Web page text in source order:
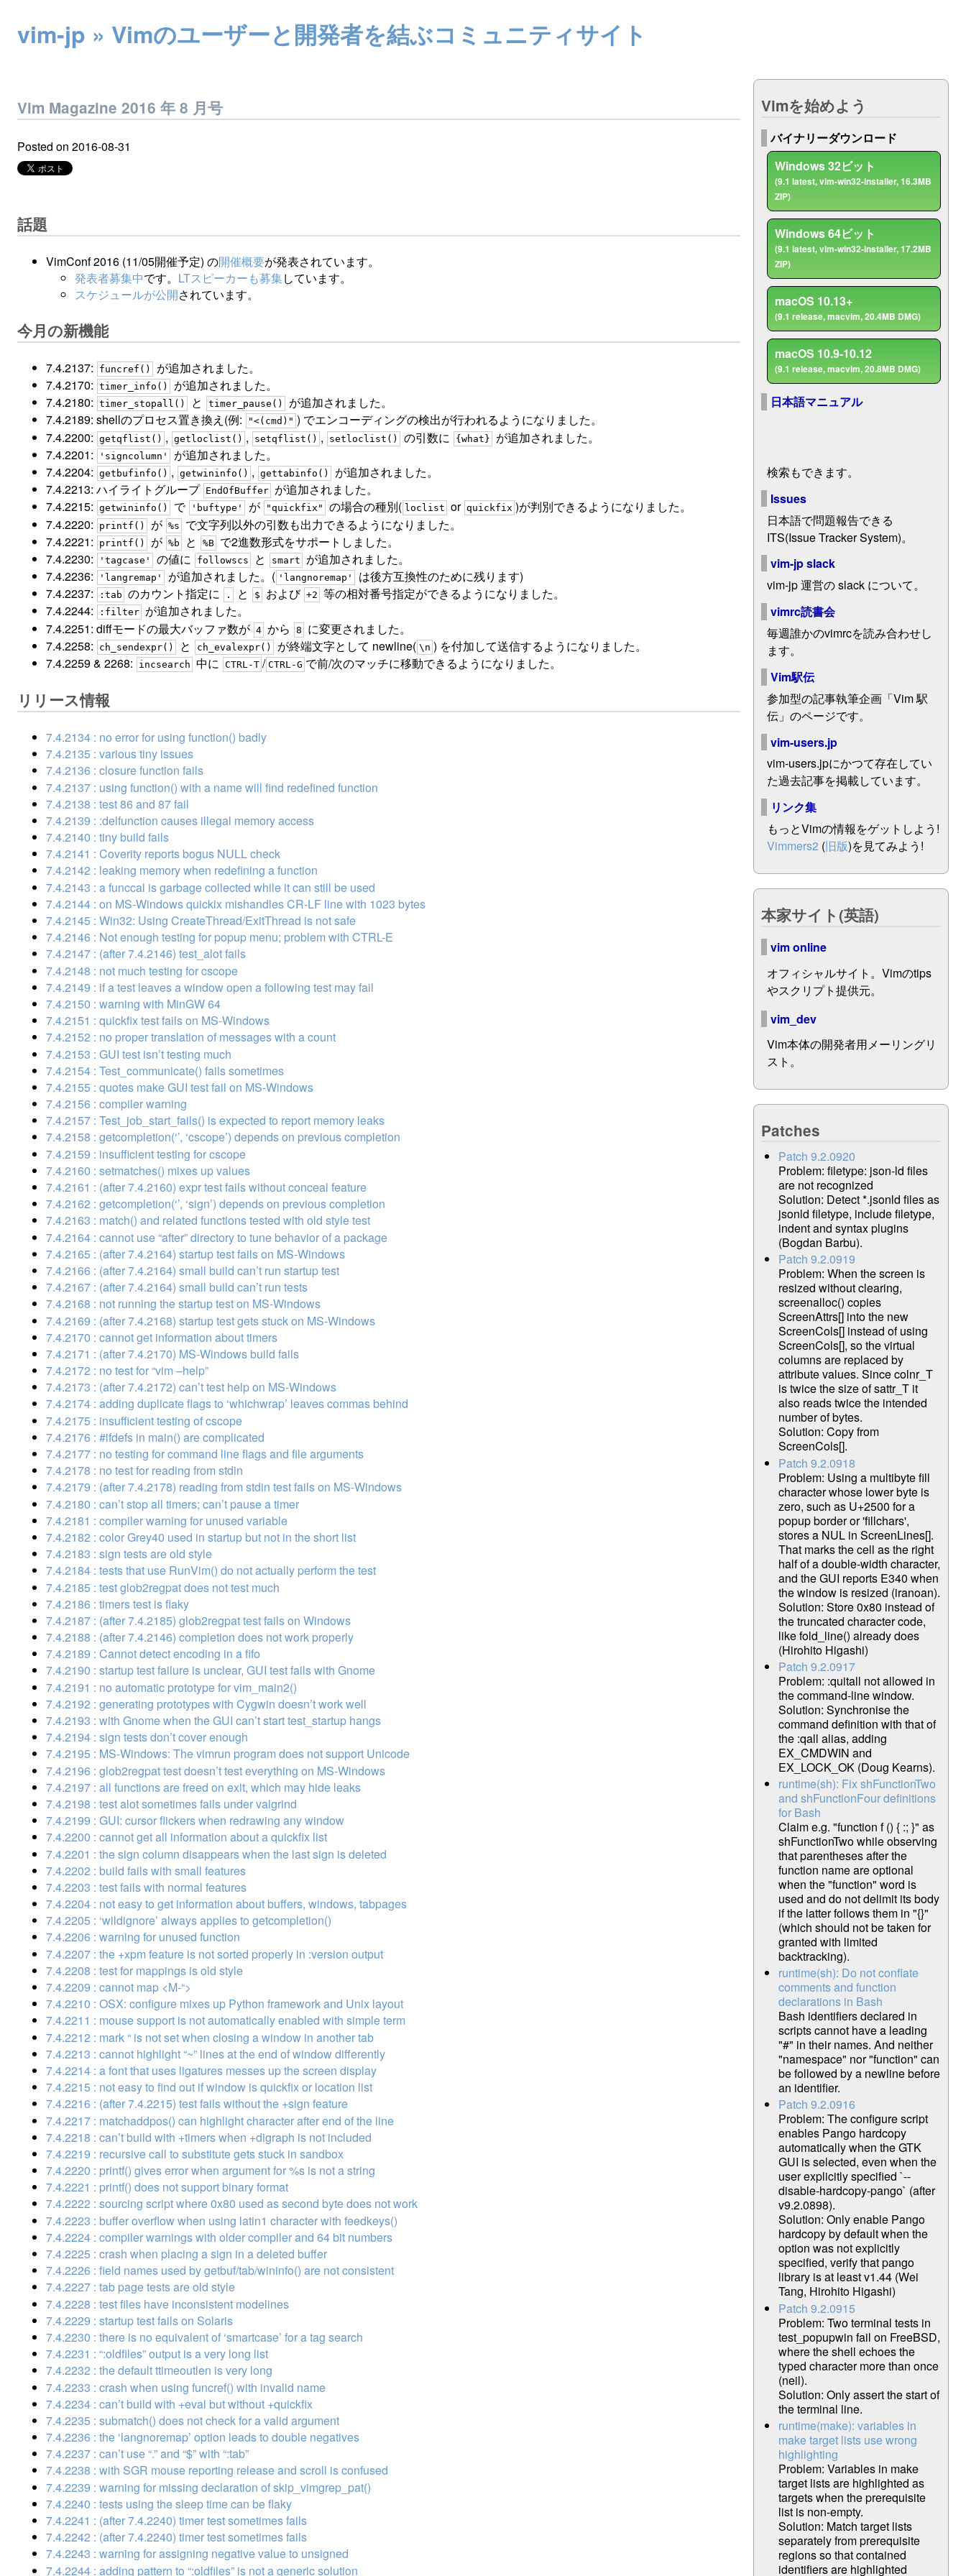
vim-jp » Vimのユーザーと開発者を結ぶコミュニティサイト
Vim Magazine 2016 年 8 月号
Posted on 2016-08-31
話題
VimConf 2016 (11/05開催予定) の開催概要が発表されています。
発表者募集中です。 LTスピーカーも募集しています。
スケジュールが公開されています。
今月の新機能
7.4.2137: funcref()
が追加されました。
7.4.2170: timer_info()
が追加されました。
7.4.2180: timer_stopall() と timer_pause()
が追加されました。
7.4.2189: shellのプロセス置き換え(例:
"<(cmd)" ) でエンコーディングの検出が行われるようになりました。
7.4.2200: getqflist() , getloclist() , setqflist() , setloclist() の引数に {what}
が追加されました。
7.4.2201:
'signcolumn'
が追加されました。
7.4.2204: getbufinfo() , getwininfo() , gettabinfo()
が追加されました。
7.4.2213: ハイライトグループ EndOfBuffer が追加されました。
7.4.2215: getwininfo() で 'buftype' が "quickfix" の場合の種別( loclist or quickfix )が判別できるようになりました。
7.4.2220:
printf() が %s
で文字列以外の引数も出力できるようになりました。
7.4.2221:
printf() が %b と %B で2進数形式をサポートしました。
7.4.2230:
'tagcase' の値に followscs と smart
が追加されました。
7.4.2236:
'langremap' が追加されました。( 'langnoremap'
は後方互換性のために残ります)
7.4.2237:
:tab のカウント指定に . と $ および +2 等の相対番号指定ができるようになりました。
7.4.2244:
:filter が追加されました。
7.4.2251: diffモードの最大バッファ数が 4 から 8
に変更されました。
7.4.2258:
ch_sendexpr() と ch_evalexpr() が終端文字として newline( \n ) を付加して送信するようになりました。
7.4.2259 & 2268:
incsearch 中に CTRL-T / CTRL-G で前/次のマッチに移動できるようになりました。
リリース情報
7.4.2134 : no error for using function() badly
7.4.2135 : various tiny issues
7.4.2136 : closure function fails
7.4.2137 : using function() with a name will find redefined function
7.4.2138 : test 86 and 87 fail
7.4.2139 : :delfunction causes illegal memory access
7.4.2140 : tiny build fails
7.4.2141 : Coverity reports bogus NULL check
7.4.2142 : leaking memory when redefining a function
7.4.2143 : a funccal is garbage collected while it can still be used
7.4.2144 : on MS-Windows quickix mishandles CR-LF line with 1023 bytes
7.4.2145 : Win32: Using CreateThread/ExitThread is not safe
7.4.2146 : Not enough testing for popup menu; problem with CTRL-E
7.4.2147 : (after 7.4.2146) test_alot fails
7.4.2148 : not much testing for cscope
7.4.2149 : if a test leaves a window open a following test may fail
7.4.2150 : warning with MinGW 64
7.4.2151 : quickfix test fails on MS-Windows
7.4.2152 : no proper translation of messages with a count
7.4.2153 : GUI test isn’t testing much
7.4.2154 : Test_communicate() fails sometimes
7.4.2155 : quotes make GUI test fail on MS-Windows
7.4.2156 : compiler warning
7.4.2157 : Test_job_start_fails() is expected to report memory leaks
7.4.2158 : getcompletion(‘’, ‘cscope’) depends on previous completion
7.4.2159 : insufficient testing for cscope
7.4.2160 : setmatches() mixes up values
7.4.2161 : (after 7.4.2160) expr test fails without conceal feature
7.4.2162 : getcompletion(‘’, ‘sign’) depends on previous completion
7.4.2163 : match() and related functions tested with old style test
7.4.2164 : cannot use “after” directory to tune behavior of a package
7.4.2165 : (after 7.4.2164) startup test fails on MS-Windows
7.4.2166 : (after 7.4.2164) small build can’t run startup test
7.4.2167 : (after 7.4.2164) small build can’t run tests
7.4.2168 : not running the startup test on MS-Windows
7.4.2169 : (after 7.4.2168) startup test gets stuck on MS-Windows
7.4.2170 : cannot get information about timers
7.4.2171 : (after 7.4.2170) MS-Windows build fails
7.4.2172 : no test for “vim –help”
7.4.2173 : (after 7.4.2172) can’t test help on MS-Windows
7.4.2174 : adding duplicate flags to ‘whichwrap’ leaves commas behind
7.4.2175 : insufficient testing of cscope
7.4.2176 : #ifdefs in main() are complicated
7.4.2177 : no testing for command line flags and file arguments
7.4.2178 : no test for reading from stdin
7.4.2179 : (after 7.4.2178) reading from stdin test fails on MS-Windows
7.4.2180 : can’t stop all timers; can’t pause a timer
7.4.2181 : compiler warning for unused variable
7.4.2182 : color Grey40 used in startup but not in the short list
7.4.2183 : sign tests are old style
7.4.2184 : tests that use RunVim() do not actually perform the test
7.4.2185 : test glob2regpat does not test much
7.4.2186 : timers test is flaky
7.4.2187 : (after 7.4.2185) glob2regpat test fails on Windows
7.4.2188 : (after 7.4.2146) completion does not work properly
7.4.2189 : Cannot detect encoding in a fifo
7.4.2190 : startup test failure is unclear, GUI test fails with Gnome
7.4.2191 : no automatic prototype for vim_main2()
7.4.2192 : generating prototypes with Cygwin doesn’t work well
7.4.2193 : with Gnome when the GUI can’t start test_startup hangs
7.4.2194 : sign tests don’t cover enough
7.4.2195 : MS-Windows: The vimrun program does not support Unicode
7.4.2196 : glob2regpat test doesn’t test everything on MS-Windows
7.4.2197 : all functions are freed on exit, which may hide leaks
7.4.2198 : test alot sometimes fails under valgrind
7.4.2199 : GUI: cursor flickers when redrawing any window
7.4.2200 : cannot get all information about a quickfix list
7.4.2201 : the sign column disappears when the last sign is deleted
7.4.2202 : build fails with small features
7.4.2203 : test fails with normal features
7.4.2204 : not easy to get information about buffers, windows, tabpages
7.4.2205 : ‘wildignore’ always applies to getcompletion()
7.4.2206 : warning for unused function
7.4.2207 : the +xpm feature is not sorted properly in :version output
7.4.2208 : test for mappings is old style
7.4.2209 : cannot map <M-“>
7.4.2210 : OSX: configure mixes up Python framework and Unix layout
7.4.2211 : mouse support is not automatically enabled with simple term
7.4.2212 : mark “ is not set when closing a window in another tab
7.4.2213 : cannot highlight “~” lines at the end of window differently
7.4.2214 : a font that uses ligatures messes up the screen display
7.4.2215 : not easy to find out if window is quickfix or location list
7.4.2216 : (after 7.4.2215) test fails without the +sign feature
7.4.2217 : matchaddpos() can highlight character after end of the line
7.4.2218 : can’t build with +timers when +digraph is not included
7.4.2219 : recursive call to substitute gets stuck in sandbox
7.4.2220 : printf() gives error when argument for %s is not a string
7.4.2221 : printf() does not support binary format
7.4.2222 : sourcing script where 0x80 used as second byte does not work
7.4.2223 : buffer overflow when using latin1 character with feedkeys()
7.4.2224 : compiler warnings with older compiler and 64 bit numbers
7.4.2225 : crash when placing a sign in a deleted buffer
7.4.2226 : field names used by getbuf/tab/wininfo() are not consistent
7.4.2227 : tab page tests are old style
7.4.2228 : test files have inconsistent modelines
7.4.2229 : startup test fails on Solaris
7.4.2230 : there is no equivalent of ‘smartcase’ for a tag search
7.4.2231 : “:oldfiles” output is a very long list
7.4.2232 : the default ttimeoutlen is very long
7.4.2233 : crash when using funcref() with invalid name
7.4.2234 : can’t build with +eval but without +quickfix
7.4.2235 : submatch() does not check for a valid argument
7.4.2236 : the ‘langnoremap’ option leads to double negatives
7.4.2237 : can’t use “.” and “$” with “:tab”
7.4.2238 : with SGR mouse reporting release and scroll is confused
7.4.2239 : warning for missing declaration of skip_vimgrep_pat()
7.4.2240 : tests using the sleep time can be flaky
7.4.2241 : (after 7.4.2240) timer test sometimes fails
7.4.2242 : (after 7.4.2240) timer test sometimes fails
7.4.2243 : warning for assigning negative value to unsigned
7.4.2244 : adding pattern to “:oldfiles” is not a generic solution
Vimを始めよう
バイナリーダウンロード
Windows 32ビット
(9.1 latest, vim-win32-installer, 16.3MB
ZIP)
Windows 64ビット
(9.1 latest, vim-win32-installer, 17.2MB
ZIP)
macOS 10.13+
(9.1 release, macvim, 20.4MB DMG)
macOS 10.9-10.12
(9.1 release, macvim, 20.8MB DMG)
日本語マニュアル
検索もできます。
Issues
日本語で問題報告できる
ITS(Issue Tracker System)。
vim-jp slack
vim-jp 運営の slack について。
vimrc読書会
毎週誰かのvimrcを読み合わせし
ます。
Vim駅伝
参加型の記事執筆企画「Vim 駅
伝」のページです。
vim-users.jp
vim-users.jpにかつて存在してい
た過去記事を掲載しています。
リンク集
もっとVimの情報をゲットしよう!
Vimmers2 (旧版)を見てみよう!
本家サイト(英語)
vim online
オフィシャルサイト。Vimのtips
やスクリプト提供元。
vim_dev
Vim本体の開発者用メーリングリ
スト。
Patches
Patch 9.2.0920
Problem: filetype: json-ld files
are not recognized
Solution: Detect *.jsonld files as
jsonld filetype, include filetype,
indent and syntax plugins
(Bogdan Barbu).
Patch 9.2.0919
Problem: When the screen is
resized without clearing,
screenalloc() copies
ScreenAttrs[] into the new
ScreenCols[] instead of using
ScreenCols[], so the virtual
columns are replaced by
attribute values. Since colnr_T
is twice the size of sattr_T it
also reads twice the intended
number of bytes.
Solution: Copy from
ScreenCols[].
Patch 9.2.0918
Problem: Using a multibyte fill
character whose lower byte is
zero, such as U+2500 for a
popup border or 'fillchars',
stores a NUL in ScreenLines[].
That marks the cell as the right
half of a double-width character,
and the GUI reports E340 when
the window is resized (iranoan).
Solution: Store 0x80 instead of
the truncated character code,
like fold_line() already does
(Hirohito Higashi)
Patch 9.2.0917
Problem: :quitall not allowed in
the command-line window.
Solution: Synchronise the
command definition with that of
the :qall alias, adding
EX_CMDWIN and
EX_LOCK_OK (Doug Kearns).
runtime(sh): Fix shFunctionTwo
and shFunctionFour definitions
for Bash
Claim e.g. "function f () { :; }" as
shFunctionTwo while observing
that parentheses after the
function name are optional
when the "function" word is
used and do not delimit its body
if the latter follows them in "{}"
(which should not be taken for
granted with limited
backtracking).
runtime(sh): Do not conflate
comments and function
declarations in Bash
Bash identifiers declared in
scripts cannot have a leading
"#" in their names. And neither
"namespace" nor "function" can
be followed by a newline before
an identifier.
Patch 9.2.0916
Problem: The configure script
enables Pango hardcopy
automatically when the GTK
GUI is selected, even when the
user explicitly specified `--
disable-hardcopy-pango` (after
v9.2.0898).
Solution: Only enable Pango
hardcopy by default when the
option was not explicitly
specified, verify that pango
library is at least v1.44 (Wei
Tang, Hirohito Higashi)
Patch 9.2.0915
Problem: Two terminal tests in
test_popupwin fail on FreeBSD,
where the shell echoes the
typed character more than once
(neil).
Solution: Only assert the start of
the terminal line.
runtime(make): variables in
make target lists use wrong
highlighting
Problem: Variables in make
target lists are highlighted as
targets when the prerequisite
list is non-empty.
Solution: Match target lists
separately from prerequisite
regions so that contained
identifiers are highlighted